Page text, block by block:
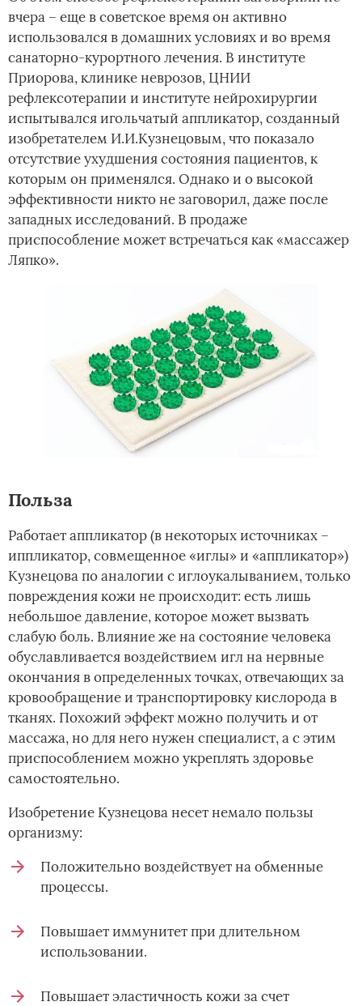
вчера – еще в советское время он активно
использовался в домашних условиях и во время
санаторно-курортного лечения. В институте
Приорова, клинике неврозов, ЦНИИ
рефлексотерапии и институте нейрохирургии
испытывался игольчатый аппликатор, созданный
изобретателем И.И.Кузнецовым, что показало
отсутствие ухудшения состояния пациентов, к
которым он применялся. Однако и о высокой
эффективности никто не заговорил, даже после
западных исследований. В продаже
приспособление может встречаться как «массажер
Ляпко».
Польза
Работает аппликатор (в некоторых источниках –
иппликатор, совмещенное «иглы» и «аппликатор»)
Кузнецова по аналогии с иглоукалыванием, только
повреждения кожи не происходит: есть лишь
небольшое давление, которое может вызвать
слабую боль. Влияние же на состояние человека
обуславливается воздействием игл на нервные
окончания в определенных точках, отвечающих за
кровообращение и транспортировку кислорода в
тканях. Похожий эффект можно получить и от
массажа, но для него нужен специалист, а с этим
приспособлением можно укреплять здоровье
самостоятельно.
Изобретение Кузнецова несет немало пользы
организму:
Положительно воздействует на обменные
процессы.
Повышает иммунитет при длительном
использовании.
Повышает эластичность кожи за счет